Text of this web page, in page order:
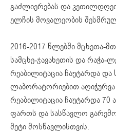
გაძლიერებას და
ელჩის მოვალეობის
2016-2017 წლებში მცხეთა-
სამცხე-ჯავახეთის და რაჭა-
რეაბილიტაცია ჩაუტარდა და
ლაბორატორიებით
რეაბილიტაცია ჩაუტარდა
ფართს და სასწავლო გარემო
მეტი მოსწავლისთვის.